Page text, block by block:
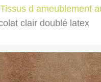
Tissus d ameublement
clair doublé latex